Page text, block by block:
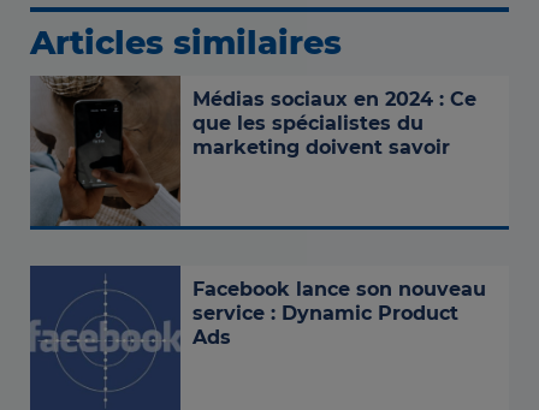
Articles similaires
Médias sociaux en 2024 : Ce
que les spécialistes du
marketing doivent savoir
Facebook lance son nouveau
service : Dynamic Product
Ads